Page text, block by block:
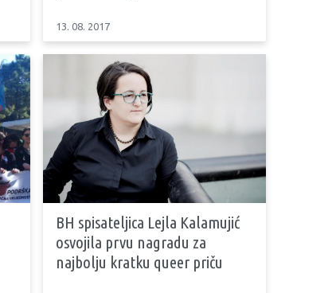
13. 08. 2017
BH spisateljica Lejla Kalamujić
osvojila prvu nagradu za
najbolju kratku queer priču